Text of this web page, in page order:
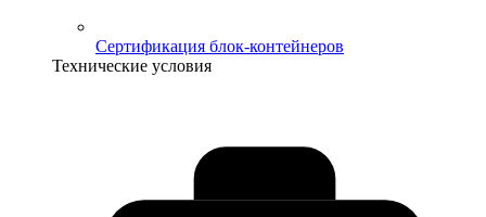
Сертификация блок-контейнеров
Технические условия